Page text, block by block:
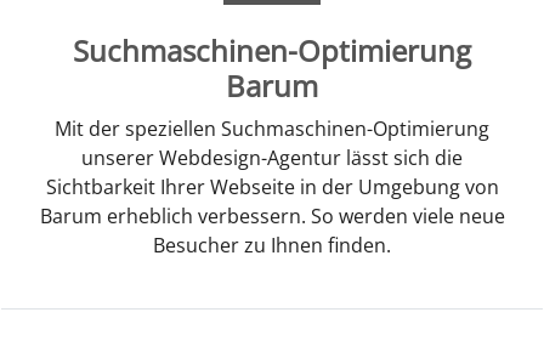
Suchmaschinen-Optimierung
Barum
Mit der speziellen Suchmaschinen-Optimierung
unserer Webdesign-Agentur lässt sich die
Sichtbarkeit Ihrer Webseite in der Umgebung von
Barum erheblich verbessern. So werden viele neue
Besucher zu Ihnen finden.